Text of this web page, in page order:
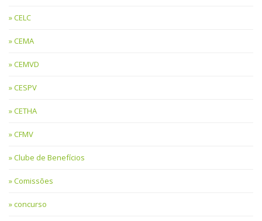
CELC
CEMA
CEMVD
CESPV
CETHA
CFMV
Clube de Benefícios
Comissões
concurso